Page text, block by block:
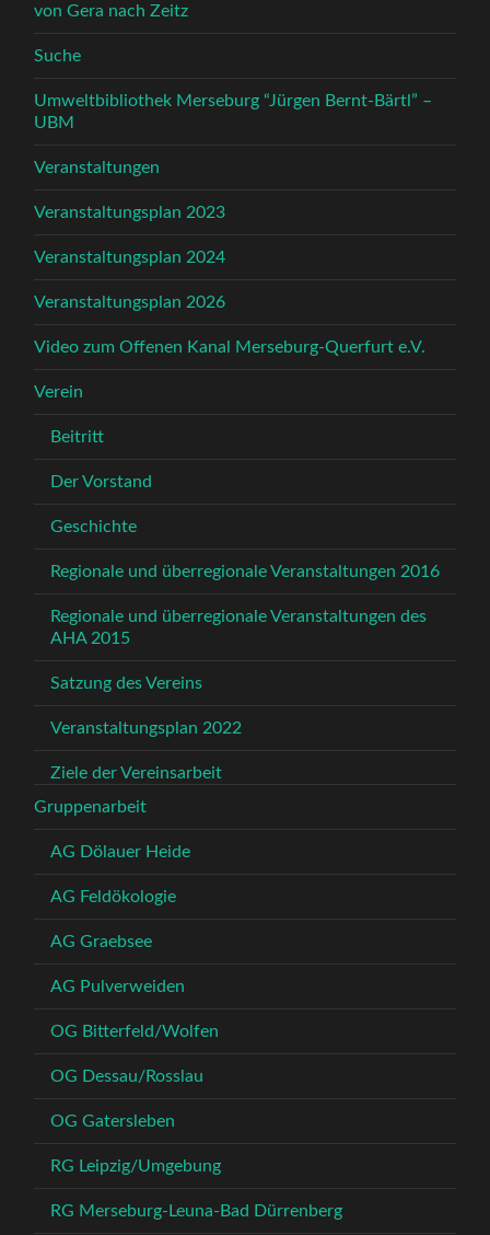
von Gera nach Zeitz
Suche
Umweltbibliothek Merseburg “Jürgen Bernt-Bärtl” –
UBM
Veranstaltungen
Veranstaltungsplan 2023
Veranstaltungsplan 2024
Veranstaltungsplan 2026
Video zum Offenen Kanal Merseburg-Querfurt e.V.
Verein
Beitritt
Der Vorstand
Geschichte
Regionale und überregionale Veranstaltungen 2016
Regionale und überregionale Veranstaltungen des
AHA 2015
Satzung des Vereins
Veranstaltungsplan 2022
Ziele der Vereinsarbeit
Gruppenarbeit
AG Dölauer Heide
AG Feldökologie
AG Graebsee
AG Pulverweiden
OG Bitterfeld/Wolfen
OG Dessau/Rosslau
OG Gatersleben
RG Leipzig/Umgebung
RG Merseburg-Leuna-Bad Dürrenberg